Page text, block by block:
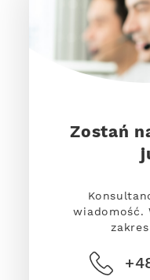
Zostań
wiadomość.